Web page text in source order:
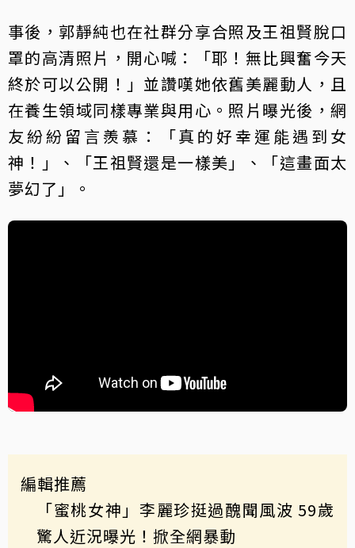
事後，郭靜純也在社群分享合照及王祖賢脫口
罩的高清照片，開心喊：「耶！無比興奮今天
終於可以公開！」並讚嘆她依舊美麗動人，且
在養生領域同樣專業與用心。照片曝光後，網
友紛紛留言羨慕：「真的好幸運能遇到女
神！」、「王祖賢還是一樣美」、「這畫面太
夢幻了」。
編輯推薦
「蜜桃女神」李麗珍挺過醜聞風波 59歲
驚人近況曝光！掀全網暴動